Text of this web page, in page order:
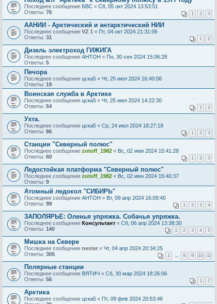
Последнее сообщение БВС « Сб, 05 окт 2024 13:53:51
Ответы: 76 1 2 3
ААНИИ - Арктический и антарктический НИИ
Последнее сообщение VZ 1 « Пт, 04 окт 2024 21:31:06
Ответы: 31 1 2
Дизель электроход ГИЖИГА
Последнее сообщение AHTOH « Пн, 30 сен 2024 15:06:28
Ответы: 5
Печора
Последнее сообщение цска5 « Чт, 25 июл 2024 16:40:06
Ответы: 19
Воинская служба в Арктике
Последнее сообщение цска5 « Чт, 25 июл 2024 14:22:30
Ответы: 54 1 2
Ухта.
Последнее сообщение цска5 « Ср, 24 июл 2024 18:27:18
Ответы: 86 1 2 3
Станции "Северный полюс"
Последнее сообщение zotoff_1982 « Вс, 02 июн 2024 15:41:28
Ответы: 60 1 2 3
Ледостойкая платформа "Северный полюс"
Последнее сообщение zotoff_1982 « Вс, 02 июн 2024 15:40:37
Ответы: 9
Атомный ледокол "СИБИРЬ"
Последнее сообщение AHTOH « Вт, 09 апр 2024 16:09:40
Ответы: 99 1 2 3 4
ЗАПОЛЯРЬЕ: Оленья упряжка. Собачья упряжка.
Последнее сообщение Консультант « Сб, 06 апр 2024 13:38:30
Ответы: 140 1 2 3 4 5
Мишка на Севере
Последнее сообщение nester « Чт, 04 апр 2024 20:34:25
Ответы: 305 1 8 9 10 11
Полярные станции
Последнее сообщение ВЯТИЧ « Сб, 30 мар 2024 18:26:06
Ответы: 56 1 2
Арктика
Последнее сообщение цска5 « Пт, 09 фев 2024 20:53:46